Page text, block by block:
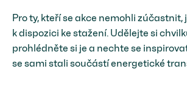
Pro ty, kteří se akce nemohli
k dispozici ke stažení. Udělejte si
prohlédněte si je a nechte se
se sami stali součástí energetické